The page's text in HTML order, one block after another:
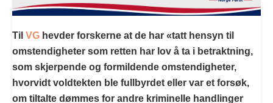
Til VG hevder forskerne at de har «tatt hensyn til
omstendigheter som retten har lov å ta i betraktning,
som skjerpende og formildende omstendigheter,
hvorvidt voldtekten ble fullbyrdet eller var et forsøk,
om tiltalte dømmes for andre kriminelle handlinger